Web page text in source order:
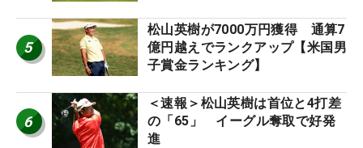
5
松山英樹が7000万円獲得 通算7
億円越えでランクアップ【米国男
子賞金ランキング】
6
＜速報＞松山英樹は首位と4打差
の「65」 イーグル奪取で好発
進